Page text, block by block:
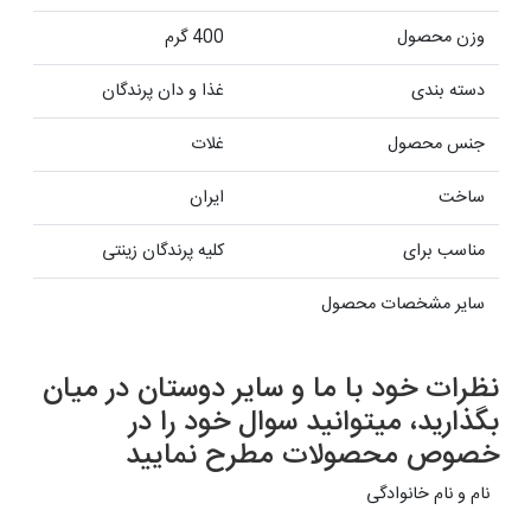
وزن محصول
400 گرم
دسته بندی
غذا و دان پرندگان
جنس محصول
غلات
ساخت
ایران
مناسب برای
کلیه پرندگان زینتی
سایر مشخصات محصول
نظرات خود با ما و سایر دوستان در میان
بگذارید، میتوانید سوال خود را در
خصوص محصولات مطرح نمایید
نام و نام خانوادگی